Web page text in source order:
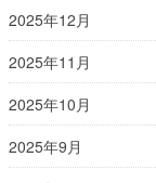
2025年12月
2025年11月
2025年10月
2025年9月